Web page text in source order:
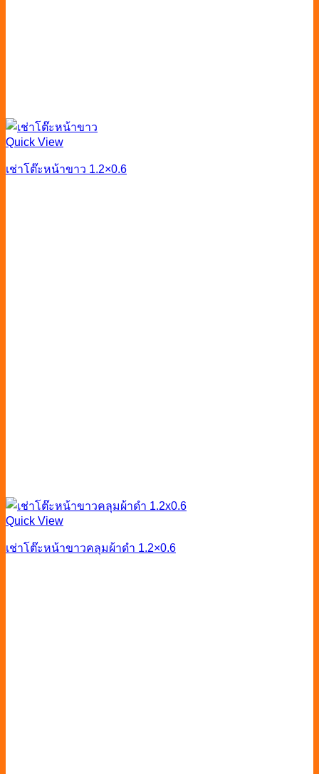
Quick View
เช่าโต๊ะหน้าขาว 1.2×0.6
Quick View
เช่าโต๊ะหน้าขาวคลุมผ้าดำ 1.2×0.6